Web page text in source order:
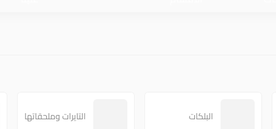
البلكات التايرات وملحقاتها